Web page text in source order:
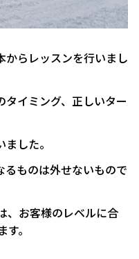
からレッスンを行いまし
タイミング、正しいター
した。
るものは外せないもので
、お客様のレベルに合
。